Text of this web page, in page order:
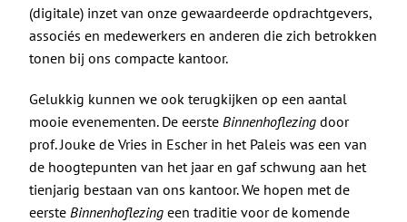
Actueel
(digitale) inzet van onze gewaardeerde opdrachtgevers,
associés en medewerkers en anderen die zich betrokken
tonen bij ons compacte kantoor.
Gelukkig kunnen we ook terugkijken op een aantal
mooie evenementen. De eerste Binnenhoflezingdoor
prof. Jouke de Vries in Escher in het Paleis was een van
de hoogtepunten van het jaar en gaf schwung aan het
tienjarig bestaan van ons kantoor. We hopen met de
eerste Binnenhoflezingeen traditie voor de komende